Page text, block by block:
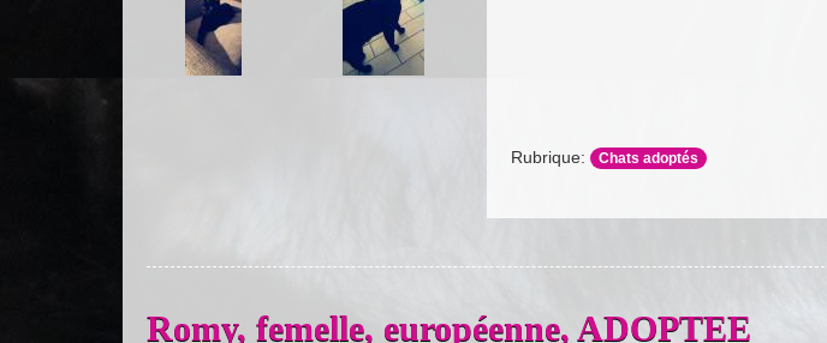
Rubrique: Chats adoptés
Romy, femelle, européenne, ADOPTEE